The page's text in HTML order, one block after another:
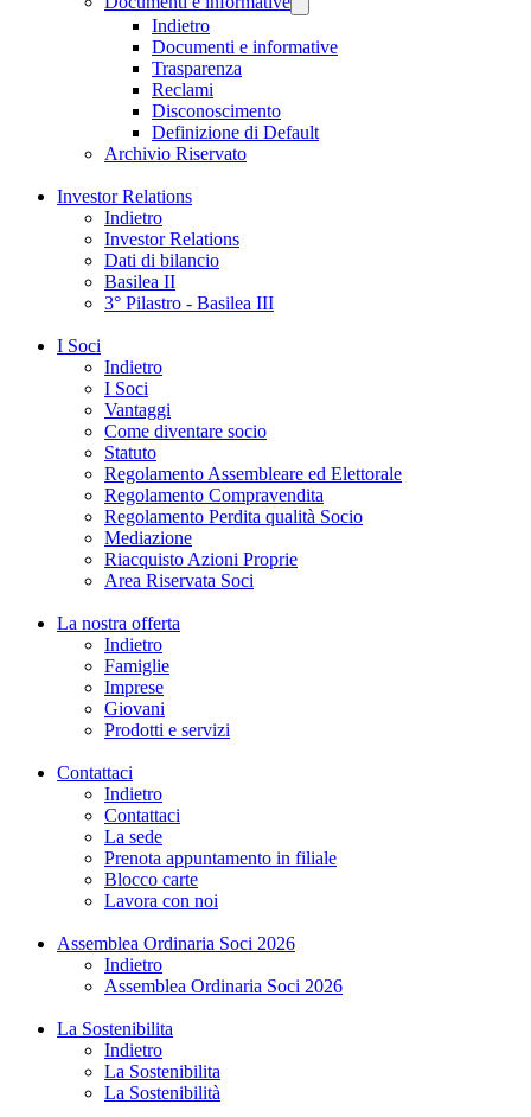
Indietro
Documenti e informative
Trasparenza
Reclami
Disconoscimento
Definizione di Default
Archivio Riservato
Investor Relations
Indietro
Investor Relations
Dati di bilancio
Basilea II
3° Pilastro - Basilea III
I Soci
Indietro
I Soci
Vantaggi
Come diventare socio
Statuto
Regolamento Assembleare ed Elettorale
Regolamento Compravendita
Regolamento Perdita qualità Socio
Mediazione
Riacquisto Azioni Proprie
Area Riservata Soci
La nostra offerta
Indietro
Famiglie
Imprese
Giovani
Prodotti e servizi
Contattaci
Indietro
Contattaci
La sede
Prenota appuntamento in filiale
Blocco carte
Lavora con noi
Assemblea Ordinaria Soci 2026
Indietro
Assemblea Ordinaria Soci 2026
La Sostenibilita
Indietro
La Sostenibilita
La Sostenibilità